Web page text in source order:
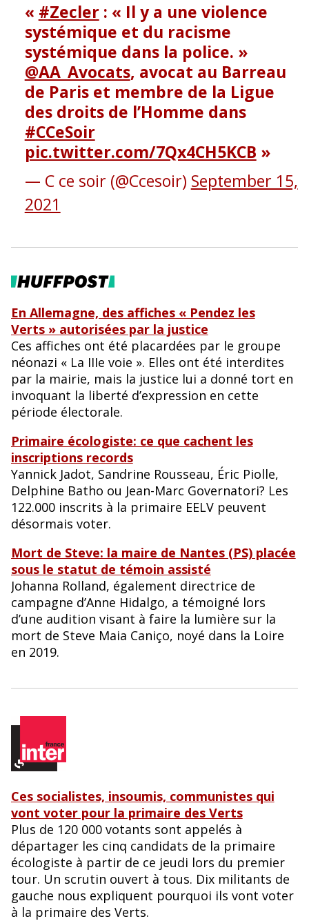
#Zecler: « Il y a une violence
systémique et du racisme
systémique dans la police. »
@AA_Avocats, avocat au Barreau
de Paris et membre de la Ligue
des droits de l’Homme dans
#CCeSoir
pic.twitter.com/7Qx4CH5KCB
— C ce soir (@Ccesoir) September 15,
2021
En Allemagne, des affiches « Pendez les
Verts » autorisées par la justice
Ces affiches ont été placardées par le groupe
néonazi « La IIIe voie ». Elles ont été interdites
par la mairie, mais la justice lui a donné tort en
invoquant la liberté d’expression en cette
période électorale.
Primaire écologiste: ce que cachent les
inscriptions records
Yannick Jadot, Sandrine Rousseau, Éric Piolle,
Delphine Batho ou Jean-Marc Governatori? Les
122.000 inscrits à la primaire EELV peuvent
désormais voter.
Mort de Steve: la maire de Nantes (PS) placée
sous le statut de témoin assisté
Johanna Rolland, également directrice de
campagne d’Anne Hidalgo, a témoigné lors
d’une audition visant à faire la lumière sur la
mort de Steve Maia Caniço, noyé dans la Loire
en 2019.
Ces socialistes, insoumis, communistes qui
vont voter pour la primaire des Verts
Plus de 120 000 votants sont appelés à
départager les cinq candidats de la primaire
écologiste à partir de ce jeudi lors du premier
tour. Un scrutin ouvert à tous. Dix militants de
gauche nous expliquent pourquoi ils vont voter
à la primaire des Verts.